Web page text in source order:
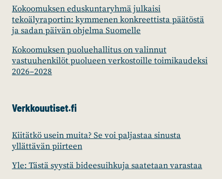
Kokoomuksen eduskuntaryhmä julkaisi
tekoälyraportin: kymmenen konkreettista päätöstä
ja sadan päivän ohjelma Suomelle
Kokoomuksen puoluehallitus on valinnut
vastuuhenkilöt puolueen verkostoille toimikaudeksi
2026–2028
Verkkouutiset.fi
Kiitätkö usein muita? Se voi paljastaa sinusta
yllättävän piirteen
Yle: Tästä syystä bideesuihkuja saatetaan varastaa